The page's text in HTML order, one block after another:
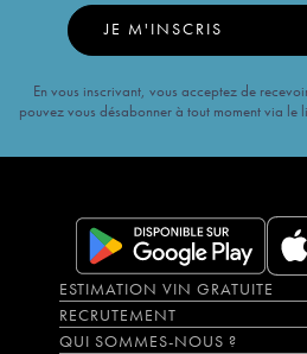
JE M'INSCRIS
En vous inscrivant, vous acceptez de
pouvez vous désabonner à tout moment via le
ESTIMATION VIN GRATUITE
RECRUTEMENT
QUI SOMMES-NOUS ?